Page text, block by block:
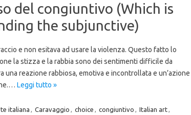
del congiuntivo (Which is
the subjunctive)
e non esitava ad usare la violenza. Questo fatto lo
la stizza e la rabbia sono dei sentimenti difficile da
reazione rabbiosa, emotiva e incontrollata e un’azione
Leggi tutto »
italiana , Caravaggio , choice , congiuntivo , Italian art,